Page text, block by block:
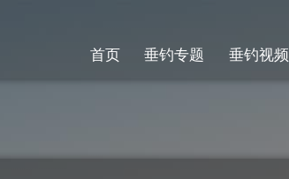
首页 垂钓专题 垂钓视频